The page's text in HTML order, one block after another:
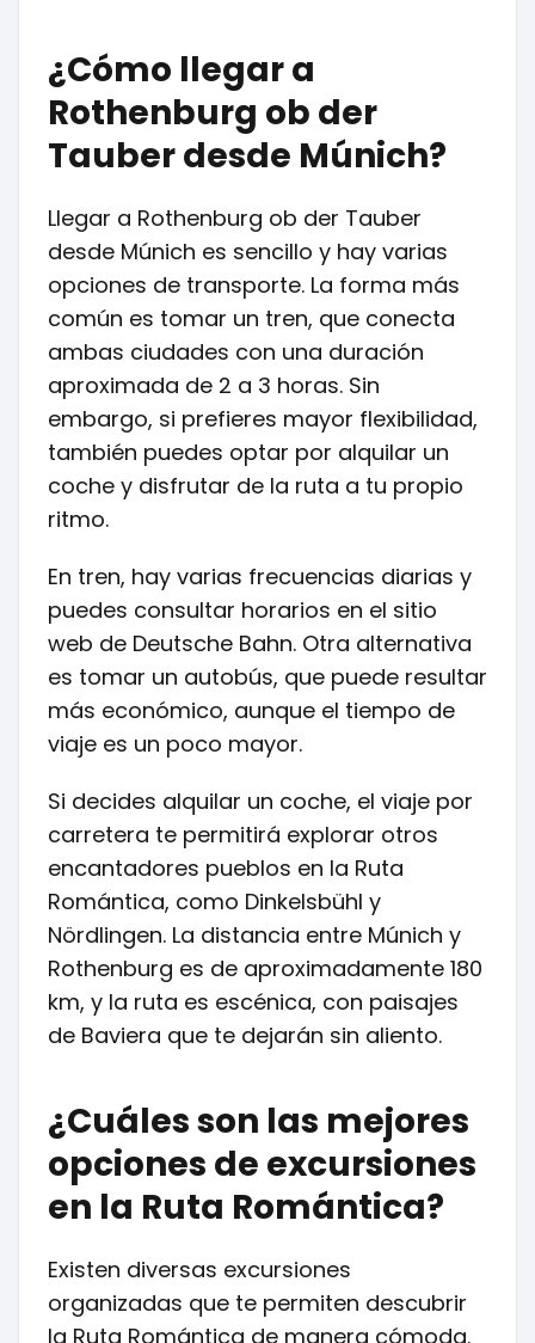
¿Cómo llegar a
Rothenburg ob der
Tauber desde Múnich?
Llegar a Rothenburg ob der Tauber
desde Múnich es sencillo y hay varias
opciones de transporte. La forma más
común es tomar un tren, que conecta
ambas ciudades con una duración
aproximada de 2 a 3 horas. Sin
embargo, si prefieres mayor flexibilidad,
también puedes optar por alquilar un
coche y disfrutar de la ruta a tu propio
ritmo.
En tren, hay varias frecuencias diarias y
puedes consultar horarios en el sitio
web de Deutsche Bahn. Otra alternativa
es tomar un autobús, que puede resultar
más económico, aunque el tiempo de
viaje es un poco mayor.
Si decides alquilar un coche, el viaje por
carretera te permitirá explorar otros
encantadores pueblos en la Ruta
Romántica, como Dinkelsbühl y
Nördlingen. La distancia entre Múnich y
Rothenburg es de aproximadamente 180
km, y la ruta es escénica, con paisajes
de Baviera que te dejarán sin aliento.
¿Cuáles son las mejores
opciones de excursiones
en la Ruta Romántica?
Existen diversas excursiones
organizadas que te permiten descubrir
la Ruta Romántica de manera cómoda.